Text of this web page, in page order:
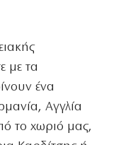
με τα
ένα
Αγγλία
το χωριό μας,